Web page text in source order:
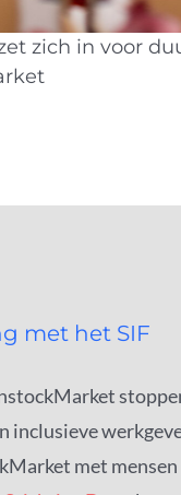
zich in voor
met het SIF
inclusieve
met